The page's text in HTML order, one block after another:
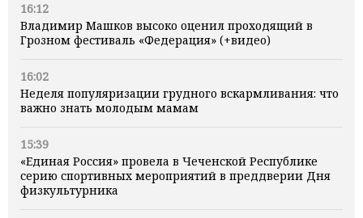
16:12
Владимир Машков высоко оценил проходящий в
Грозном фестиваль «Федерация» (+видео)
16:02
Неделя популяризации грудного вскармливания: что
важно знать молодым мамам
15:39
«Единая Россия» провела в Чеченской Республике
серию спортивных мероприятий в преддверии Дня
физкультурника